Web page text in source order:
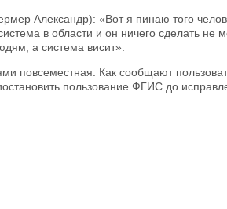
Александр): «Вот я пинаю того
в области и он ничего сделать не
а система висит».
повсеместная. Как сообщают
пользование ФГИС до